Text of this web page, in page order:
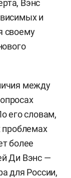
Вэнс
и
своему
между
его словам,
проблемах
более
Ди Вэнс —
для России,